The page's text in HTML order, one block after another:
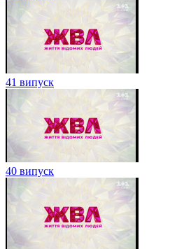
41 випуск
40 випуск